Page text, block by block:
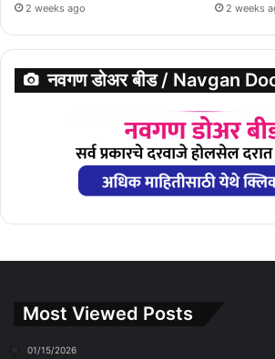
2 weeks ago 2 weeks
नवगण डोअर बीड / Navgan
Most Viewed Posts
01/15/2026